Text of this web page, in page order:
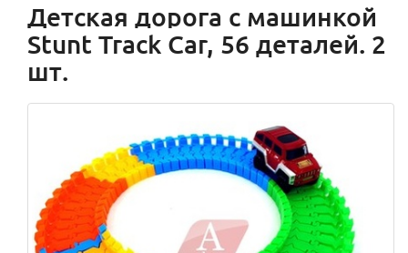
Детская дорога с машинкой
Stunt Track Car, 56 деталей. 2
шт.